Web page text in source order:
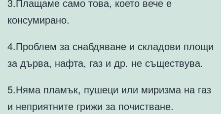
консумирано.
4.Проблем за снабдяване и складови площи
за дърва, нафта, газ и др. не съществува.
5.Няма пламък, пушеци или миризма на газ
и неприятните грижи за почистване.